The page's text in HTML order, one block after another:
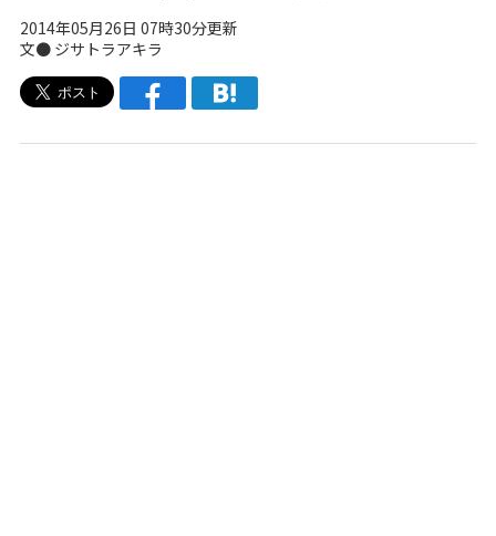
2014年05月26日 07時30分更新
文● ジサトラアキラ